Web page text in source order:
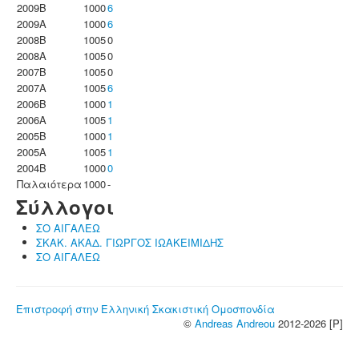
2009B
10006
2009A
10006
2008B
10050
2008A
10050
2007B
10050
2007A
10056
2006B
10001
2006A
10051
2005B
10001
2005A
10051
2004B
10000
Παλαιότερα 1000-
Σύλλογοι
ΣΟ ΑΙΓΑΛΕΩ
ΣΚΑΚ. ΑΚΑΔ. ΓΙΩΡΓΟΣ ΙΩΑΚΕΙΜΙΔΗΣ
ΣΟ ΑΙΓΑΛΕΩ
Επιστροφή στην Ελληνική Σκακιστική Ομοσπονδία
© Andreas Andreou 2012-2026 [P]